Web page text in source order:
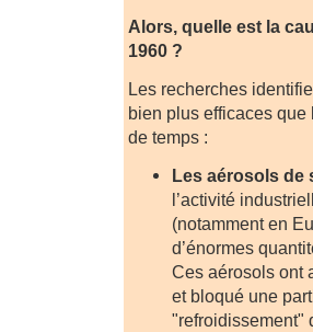
Alors, quelle est la
1960 ?
Les recherches
bien plus efficaces
de temps :
Les aérosols de
l’activité
(notamment en
d’énormes
Ces aérosols ont
et bloqué une
"refroidissement"